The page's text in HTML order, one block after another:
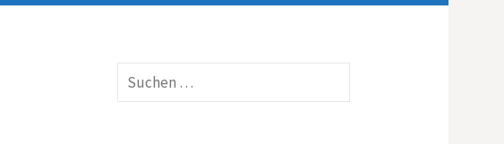
Suchen
nach: